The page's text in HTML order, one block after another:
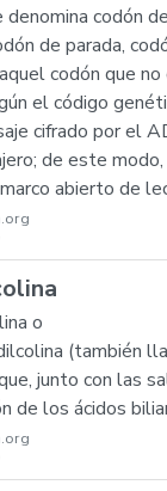
denomina codón de
de parada,
codón que no
el código
cifrado por el
de este
abierto de
o
(también
junto con las
de los ácidos